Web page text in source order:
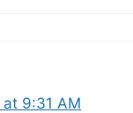
9:31 AM